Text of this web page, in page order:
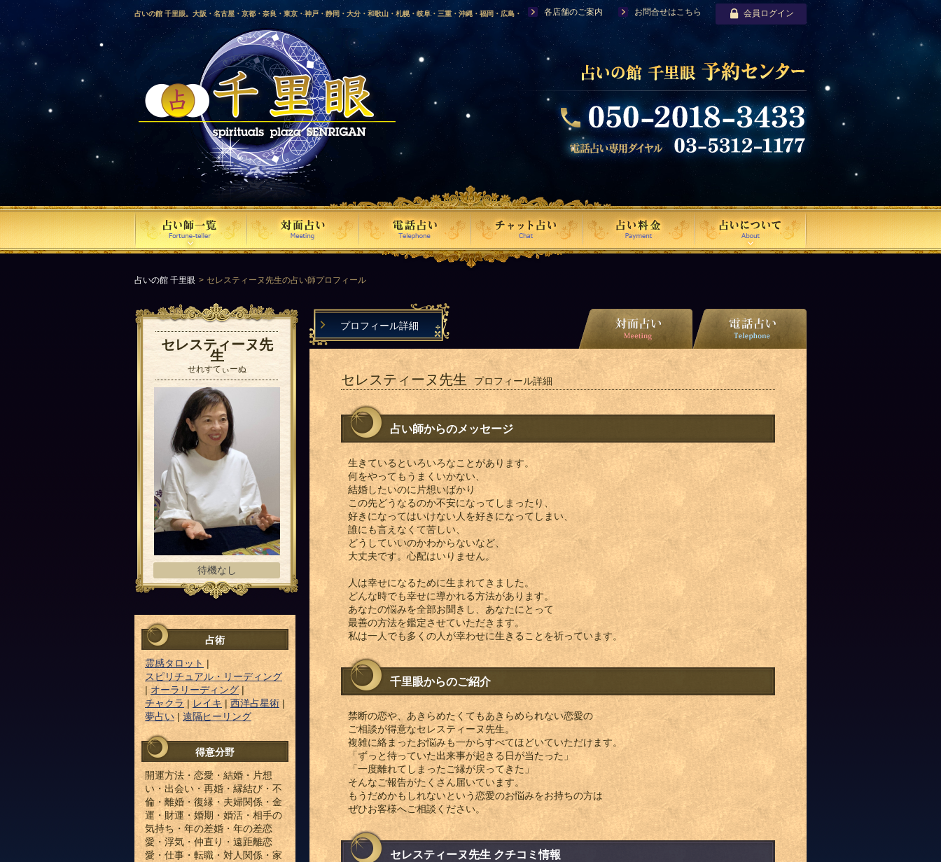
占いの館 千里眼。大阪・名古屋・京都・奈良・東京・神戸・静岡・大分・和歌山・札幌・岐阜・三重・沖縄・福岡・広島・
愛媛・鹿児島・徳島・香川・山形・岡山・横浜・千葉・福島・岩手・高知・熊本・群馬・滋賀・福井・仙台・山口・宮崎・山
梨・長野・埼玉・茨城・栃木・金沢・佐賀・長崎・鳥取・富山・新潟・秋田・青森・島根に店舗を構える、口コミで評判の人
気占い師による占い。
各店舗のご案内 お問合せはこちら 会員ログイン
占いの館 千里眼 セレスティーヌ先生の占い師プロフィール
セレスティーヌ先
生
せれすてぃーぬ
待機なし
占術
霊感タロット |
スピリチュアル・リーディング
| オーラリーディング|
チャクラ | レイキ | 西洋占星術 |
夢占い | 遠隔ヒーリング
得意分野
開運方法・恋愛・結婚・片想
い・出会い・再婚・縁結び・不
倫・離婚・復縁・夫婦関係・金
運・財運・婚期・婚活・相手の
気持ち・年の差婚・年の差恋
愛・浮気・仲直り・遠距離恋
愛・仕事・転職・対人関係・家
プロフィール詳細
セレスティーヌ先生 プロフィール詳細
占い師からのメッセージ
生きているといろいろなことがあります。
何をやってもうまくいかない、
結婚したいのに片想いばかり
この先どうなるのか不安になってしまったり、
好きになってはいけない人を好きになってしまい、
誰にも言えなくて苦しい、
どうしていいのかわからないなど、
大丈夫です。心配はいりません。
人は幸せになるために生まれてきました。
どんな時でも幸せに導かれる方法があります。
あなたの悩みを全部お聞きし、あなたにとって
最善の方法を鑑定させていただきます。
私は一人でも多くの人が幸わせに生きることを祈っています。
千里眼からのご紹介
禁断の恋や、あきらめたくてもあきらめられない恋愛の
ご相談が得意なセレスティーヌ先生。
複雑に絡まったお悩みも一からすべてほどいていただけます。
「ずっと待っていた出来事が起きる日が当たった」
「一度離れてしまったご縁が戻ってきた」
そんなご報告がたくさん届いています。
もうだめかもしれないという恋愛のお悩みをお持ちの方は
ぜひお客様へご相談ください。
セレスティーヌ先生 クチコミ情報